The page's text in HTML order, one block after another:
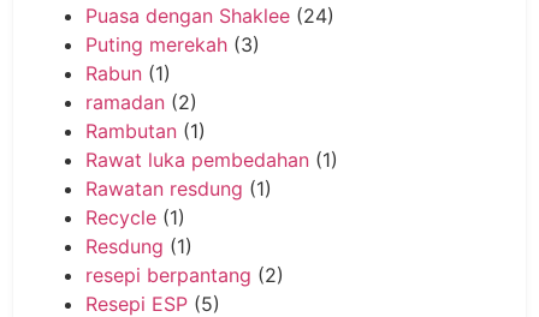
Puasa dengan Shaklee (24)
Puting merekah (3)
Rabun (1)
ramadan (2)
Rambutan (1)
Rawat luka pembedahan (1)
Rawatan resdung (1)
Recycle (1)
Resdung (1)
resepi berpantang (2)
Resepi ESP (5)